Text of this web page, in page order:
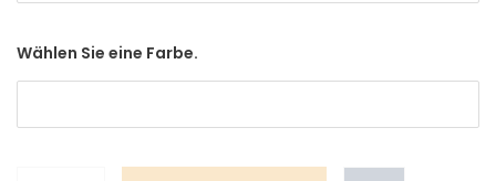
Wählen Sie eine Farbe.